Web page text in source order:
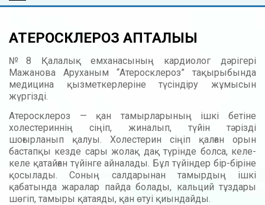
АТЕРОСКЛЕРОЗ АПТАЛЫҒЫ
№8 Қалалық емханасының кардиолог дәрігері
Мажанова Аруханым “Атеросклероз” тақырыбында
медицина қызметкерлеріне түсіндіру жұмысын
жүргізді.
Атеросклероз — қан тамырларының ішкі бетіне
холестериннің сіңіп, жиналып, түйін тәрізді
шоғырланып қалуы. Холестерин сіңіп қалған орын
бастапқы кезде сары жолақ дақ түрінде болса, келе-
келе қатайған түйінге айналады. Бұл түйіндер бір-біріне
қосылады. Соның салдарынан тамырдың ішкі
қабатында жаралар пайда болады, кальций тұздары
шөгіп, тамыры қатаяды, қан өтуі қиындайды.